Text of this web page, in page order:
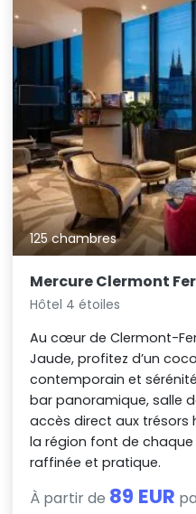
125 chambres
Mercure Clermont
Hôtel 4 étoiles
Au cœur de Clermont-
Jaude, profitez d’un
contemporain et
bar panoramique, salle
accès direct aux trésors
la région font de chaque
raffinée et pratique.
À partir de 89 EUR